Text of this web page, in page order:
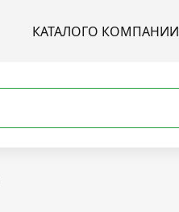
КАТАЛОГО КОМПАНИИ